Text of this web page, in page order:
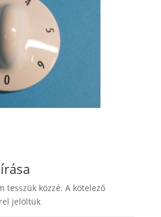
tesszük közzé. A kötelező
jelöltük